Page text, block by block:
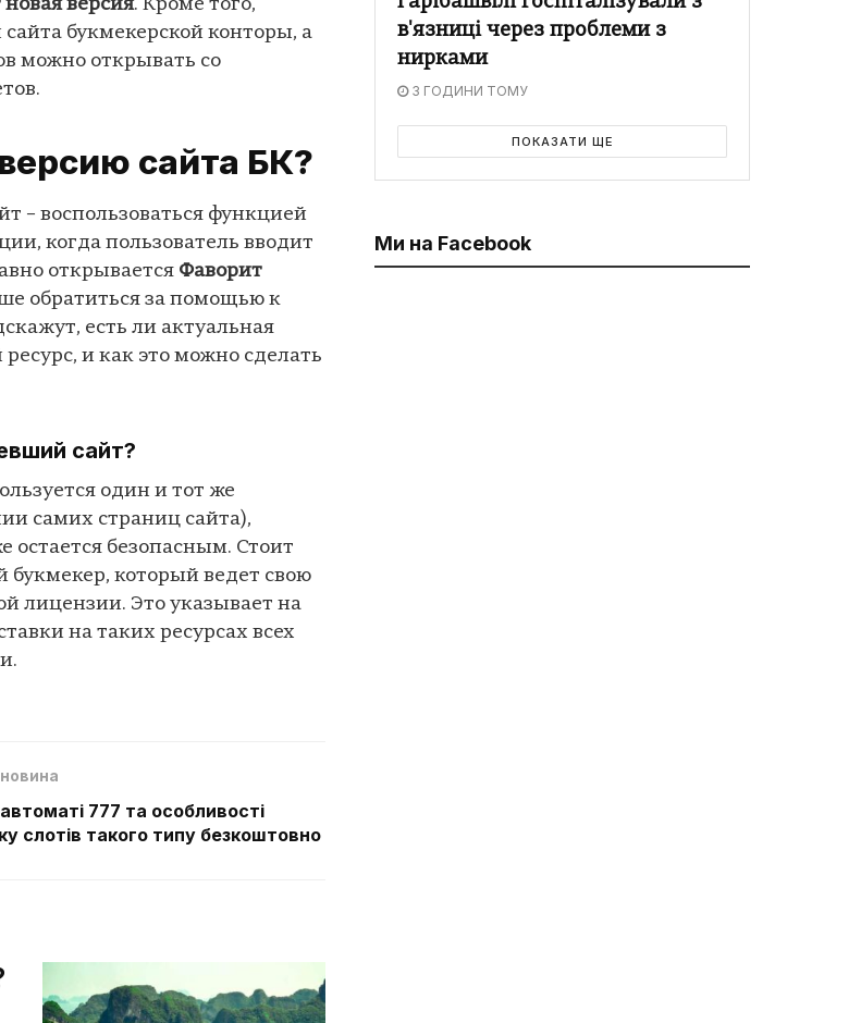
версия. Кроме того,
букмекерской конторы, а
можно открывать со
сайта БК?
– воспользоваться функцией
когда пользователь вводит
открывается Фаворит
обратиться за помощью к
есть ли актуальная
и как это можно сделать
сайт?
один и тот же
самих страниц сайта),
остается безопасным. Стоит
букмекер, который ведет свою
лицензии. Это указывает на
на таких ресурсах всех
автоматі 777 та особливості
слотів такого типу безкоштовно
в'язниці через проблеми з
нирками
3 ГОДИНИ ТОМУ
ПОКАЗАТИ ЩЕ
Ми на Facebook